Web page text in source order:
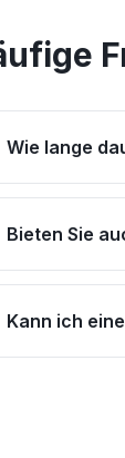
Wie lange
Bieten Sie
Kann ich